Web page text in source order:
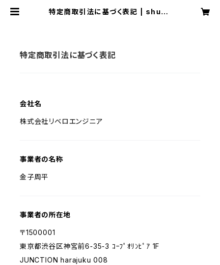
特定商取引法に基づく表記 | shuhe
特定商取引法に基づく表記
会社名
株式会社リベロエンジニア
事業者の名称
金子周平
事業者の所在地
〒1500001
東京都渋谷区神宮前6-35-3 ｺｰﾌﾟｵﾘﾝﾋﾟｱ 1F
JUNCTION harajuku 008